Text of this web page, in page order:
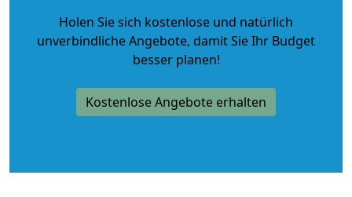
Holen Sie sich kostenlose und natürlich
unverbindliche Angebote, damit Sie Ihr Budget
besser planen!
Kostenlose Angebote erhalten